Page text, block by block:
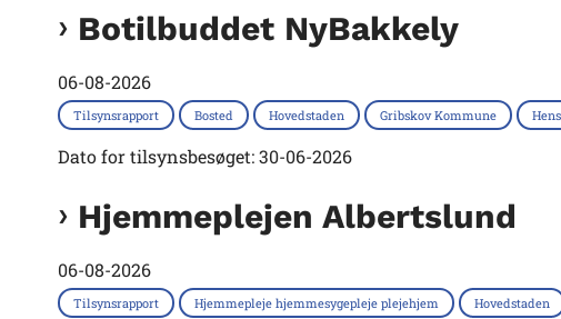
Botilbuddet NyBakkely
06-08-2026
Tilsynsrapport Bosted Hovedstaden Gribskov Kommune
Dato for tilsynsbesøget: 30-06-2026
Hjemmeplejen Albertslund
06-08-2026
Tilsynsrapport Hjemmepleje hjemmesygepleje plejehjem Hovedstaden